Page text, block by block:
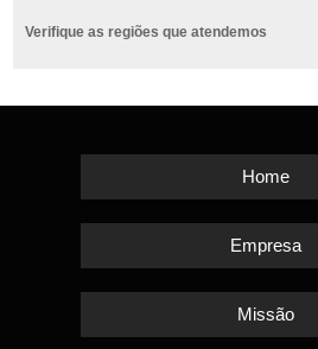
Verifique as regiões que atendemos
Home
Empresa
Missão